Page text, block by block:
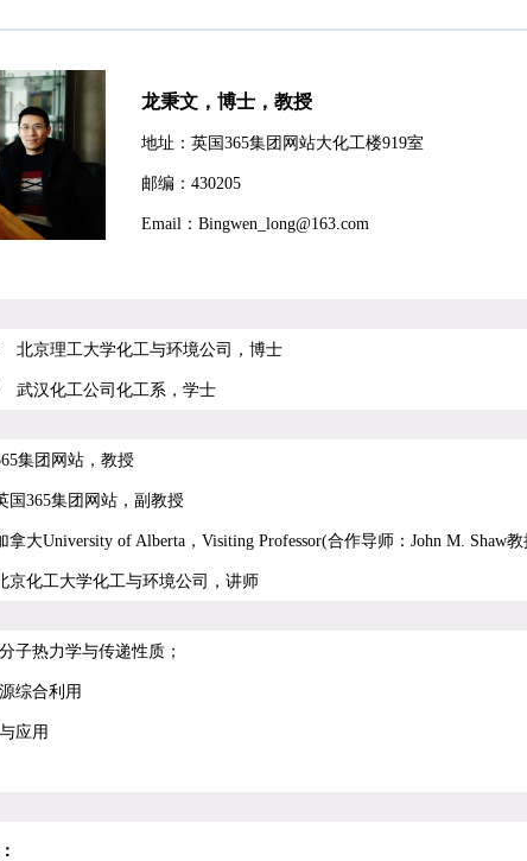
龙秉文，博士，教授
地址：英国365集团网站大化工楼919室
邮编：430205
Email ：Bingwen_long@163.com
北京理工大学化工与环境公司，博士
武汉化工公司化工系，学士
集团网站，教授
国365集团网站，副教授
拿大University of Alberta ，Visiting Professor(合作导师：John M. Shaw教
京化工大学化工与环境公司，讲师
子热力学与传递性质；
综合利用
应用